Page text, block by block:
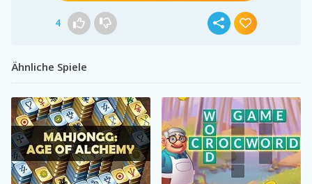
4
Ähnliche Spiele